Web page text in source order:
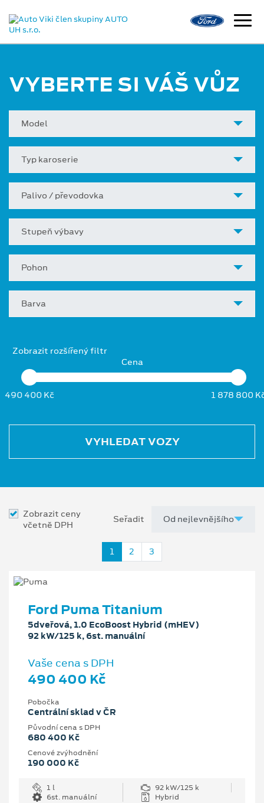
VYBERTE SI VÁŠ VŮZ
Model
Typ karoserie
Palivo / převodovka
Stupeň výbavy
Pohon
Barva
Zobrazit rozšířený filtr
Cena
490 400 Kč 1 878 800
VYHLEDAT VOZY
Zobrazit ceny
včetně DPH
Seřadit
1 2 3
Ford Puma Titanium
5dveřová, 1.0 EcoBoost Hybrid (mHEV)
92 kW/125 k, 6st. manuální
Vaše cena s DPH
490 400 Kč
Pobočka
Centrální sklad v ČR
Původní cena s DPH
680 400 Kč
Cenové zvýhodnění
190 000 Kč
1 l
92 kW/125 k
6st. manuální
Hybrid